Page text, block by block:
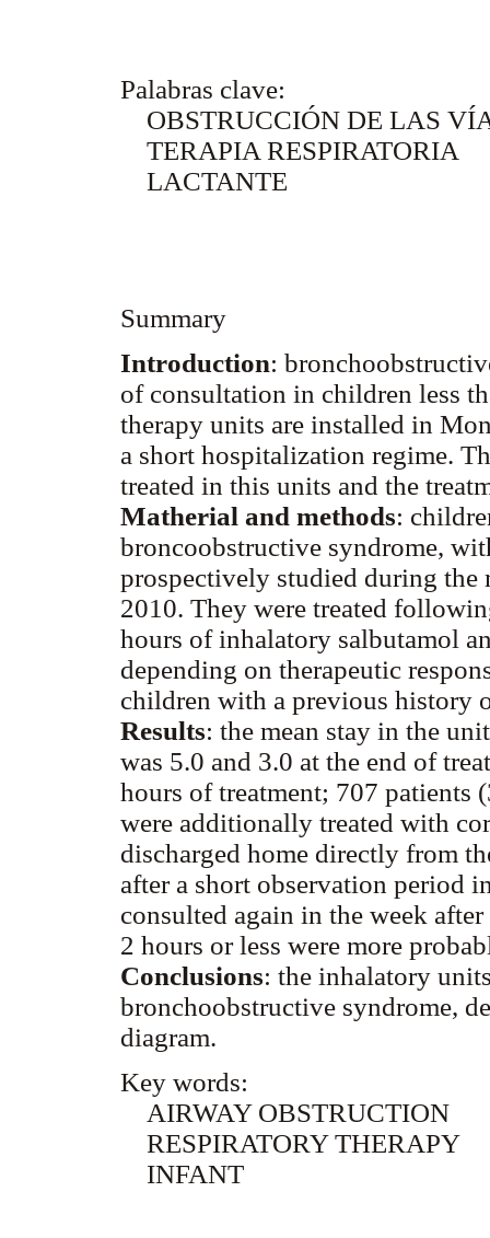
Palabras clave:
OBSTRUCCIÓN DE LAS
TERAPIA RESPIRATORIA
LACTANTE
Summary
Introduction:
of consultation in children less
therapy units are installed in
a short hospitalization regime.
treated in this units and the
Matherial and methods:
broncoobstructive syndrome,
prospectively studied during the
2010. They were treated
hours of inhalatory salbutamol
depending on therapeutic
children with a previous history
Results: the mean stay in the
was 5.0 and 3.0 at the end of
hours of treatment; 707 patients
were additionally treated with
discharged home directly from
after a short observation period
consulted again in the week
2 hours or less were more
Conclusions: the inhalatory
bronchoobstructive syndrome,
diagram.
Key words:
AIRWAY OBSTRUCTION
RESPIRATORY THERAPY
INFANT